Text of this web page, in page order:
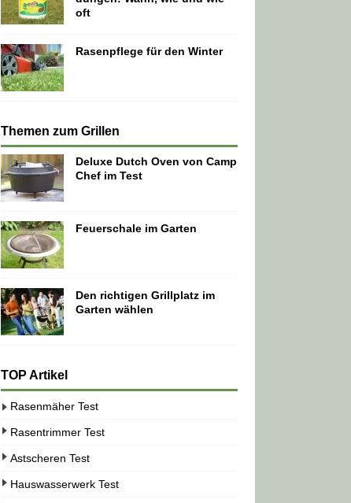
oft
Rasenpflege für den Winter
Themen zum Grillen
Deluxe Dutch Oven von Camp
Chef im Test
Feuerschale im Garten
Den richtigen Grillplatz im
Garten wählen
TOP Artikel
Rasenmäher Test
Rasentrimmer Test
Astscheren Test
Hauswasserwerk Test